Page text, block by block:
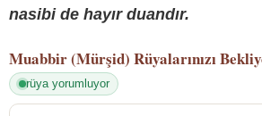
nasibi de hayır duandır.
Muabbir (Mürşid) Rüyalarınızı
rüya yorumluyor